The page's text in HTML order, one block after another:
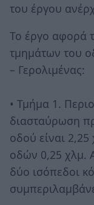
του έργου
Το έργο αφορά
τμημάτων του
– Γερολιμένας:
• Τμήμα 1.
διασταύρωση
οδού είναι
οδών 0,25 χλμ.
δύο ισόπεδοι